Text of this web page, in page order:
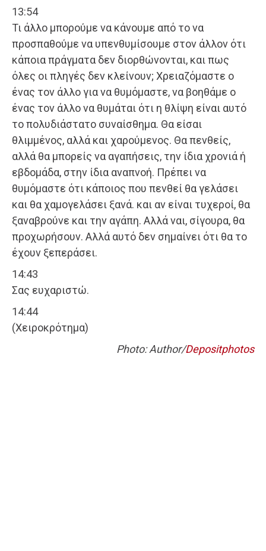
13:54
Τι άλλο μπορούμε να κάνουμε από το να
προσπαθούμε να υπενθυμίσουμε στον άλλον ότι
κάποια πράγματα δεν διορθώνονται, και πως
όλες οι πληγές δεν κλείνουν; Χρειαζόμαστε ο
ένας τον άλλο για να θυμόμαστε, να βοηθάμε ο
ένας τον άλλο να θυμάται ότι η θλίψη είναι αυτό
το πολυδιάστατο συναίσθημα. Θα είσαι
θλιμμένος, αλλά και χαρούμενος. Θα πενθείς,
αλλά θα μπορείς να αγαπήσεις, την ίδια χρονιά ή
εβδομάδα, στην ίδια αναπνοή. Πρέπει να
θυμόμαστε ότι κάποιος που πενθεί θα γελάσει
και θα χαμογελάσει ξανά. και αν είναι τυχεροί, θα
ξαναβρούνε και την αγάπη. Αλλά ναι, σίγουρα, θα
προχωρήσουν. Αλλά αυτό δεν σημαίνει ότι θα το
έχουν ξεπεράσει.
14:43
Σας ευχαριστώ.
14:44
(Χειροκρότημα)
Photo: Author/Depositphotos